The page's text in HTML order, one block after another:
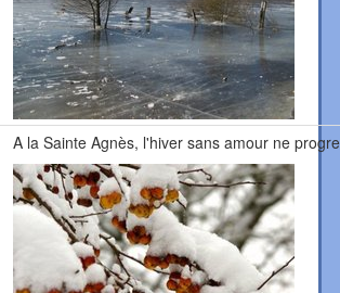
A la Sainte Agnès, l'hiver sans amour ne